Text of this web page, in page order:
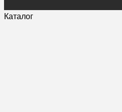
Каталог